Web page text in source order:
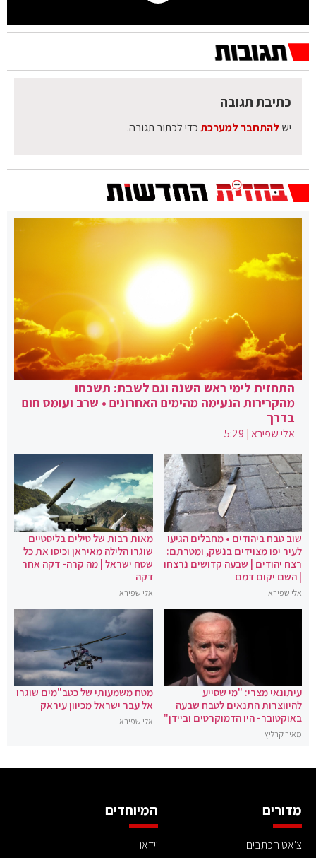
כתיבת תגובה
יש להתחבר למערכתכדי לכתוב תגובה.
התחזית לימי ראש השנה וגם לשבת: תשכחו
מהקרירות הנעימה מהימים האחרונים • שרב ועומס חום
בדרך
אלי שפירא|
5:29
שוב טבח ביהודים • מחבלים הגיעו
לעיר יפו מצוידים בנשק, ומטרתם:
רצח יהודים | שבעה קדושים נרצחו
| השם יקום דמם
אלי שפירא
מאות רבות של טילים בליסטיים
שוגרו הלילה מאיראן וכיסו את כל
שטח ישראל | מה קרה- דקה אחר
דקה
אלי שפירא
עיתונאי מצרי: "מי שסייע
להיווצרות התנאים לטבח שבעה
באוקטובר- היו הדמוקרטים וביידן"
מאיר קרליץ
מטח משמעותי של כטב"מים שוגרו
אל עבר ישראל מכיוון עיראק
אלי שפירא
מדורים
צ'אט הכתבים
המיוחדים
וידאו